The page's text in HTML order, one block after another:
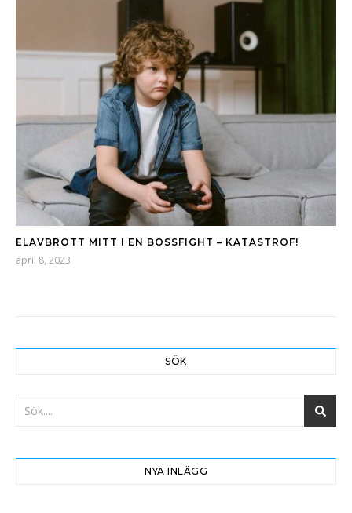
ELAVBROTT MITT I EN BOSSFIGHT – KATASTROF!
april 8, 2023
SÖK
NYA INLÄGG